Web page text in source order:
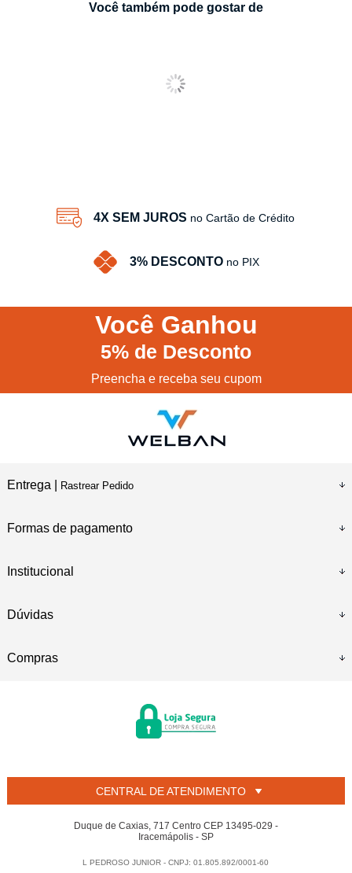
Você também pode gostar de
4X SEM JUROS no Cartão de Crédito
3% DESCONTO no PIX
Você Ganhou
5% de Desconto
Preencha e receba seu cupom
Entrega | Rastrear Pedido
Formas de pagamento
Institucional
Dúvidas
Compras
CENTRAL DE ATENDIMENTO
Duque de Caxias, 717 Centro CEP 13495-029 -
Iracemápolis - SP
L PEDROSO JUNIOR - CNPJ: 01.805.892/0001-60